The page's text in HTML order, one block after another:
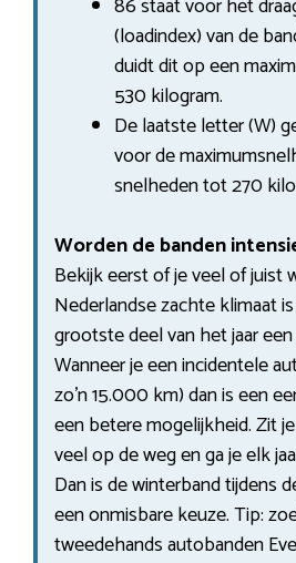
(loadindex) van de
duidt dit op een
530 kilogram.
De laatste letter (W)
voor de
snelheden tot 270
Worden de banden
Bekijk eerst of je veel of juist
Nederlandse zachte klimaat
grootste deel van het jaar
Wanneer je een incidentele
zo’n 15.000 km) dan is een
een betere mogelijkheid. Zit
veel op de weg en ga je elk
Dan is de winterband tijdens
een onmisbare keuze. Tip:
tweedehands autobanden